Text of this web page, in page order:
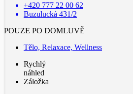
+420 777 22 00 62
Buzulucká 431/2
POUZE PO DOMLUVĚ
Tělo, Relaxace, Wellness
Rychlý
náhled
Záložka